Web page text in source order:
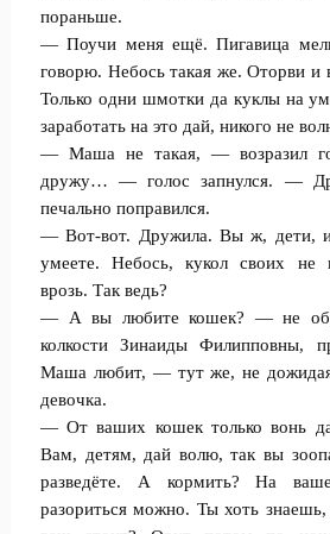
пораньше.
— Поучи меня ещё. Пигавица
говорю. Небось такая же. Оторви и
Только одни шмотки да куклы на
заработать на это дай, никого не
— Маша не такая, — возразил
дружу… — голос запнулся. —
печально поправился.
— Вот-вот. Дружила. Вы ж, дети, и
умеете. Небось, кукол своих не
врозь. Так ведь?
— А вы любите кошек? — не
колкости Зинаиды Филипповны,
Маша любит, — тут же, не
девочка.
— От ваших кошек только вонь
Вам, детям, дай волю, так вы
разведёте. А кормить? На
разориться можно. Ты хоть знаешь,